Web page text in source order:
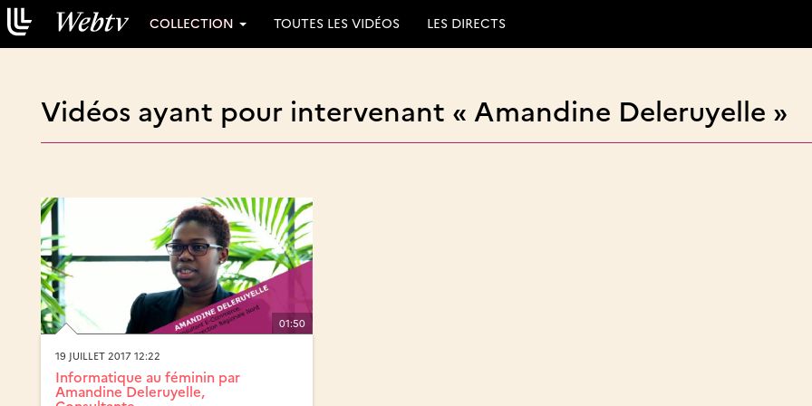
COLLECTION TOUTES LES VIDÉOS LES DIRECTS
Vidéos ayant pour intervenant « Amandine Deleruyelle »
01:50
19 JUILLET 2017 12:22
Informatique au féminin par
Amandine Deleruyelle,